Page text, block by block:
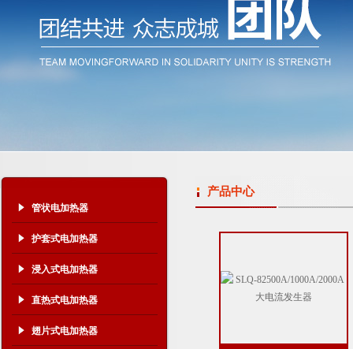
管状电加热器
护套式电加热器
浸入式电加热器
直热式电加热器
翅片式电加热器
产品中心